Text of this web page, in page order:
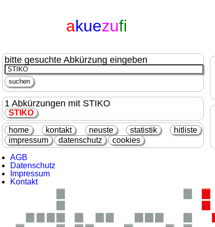
akuezufi
bitte gesuchte Abkürzung eingeben
1 Abkürzungen mit STIKO
STIKO
home kontakt neuste statistik
hitliste
impressum
datenschutz cookies
AGB
Datenschutz
Impressum
Kontakt